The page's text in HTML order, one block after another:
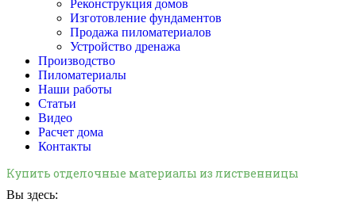
Реконструкция домов
Изготовление фундаментов
Продажа пиломатериалов
Устройство дренажа
Производство
Пиломатериалы
Наши работы
Статьи
Видео
Расчет дома
Контакты
Купить отделочные материалы из лиственницы
Вы здесь: